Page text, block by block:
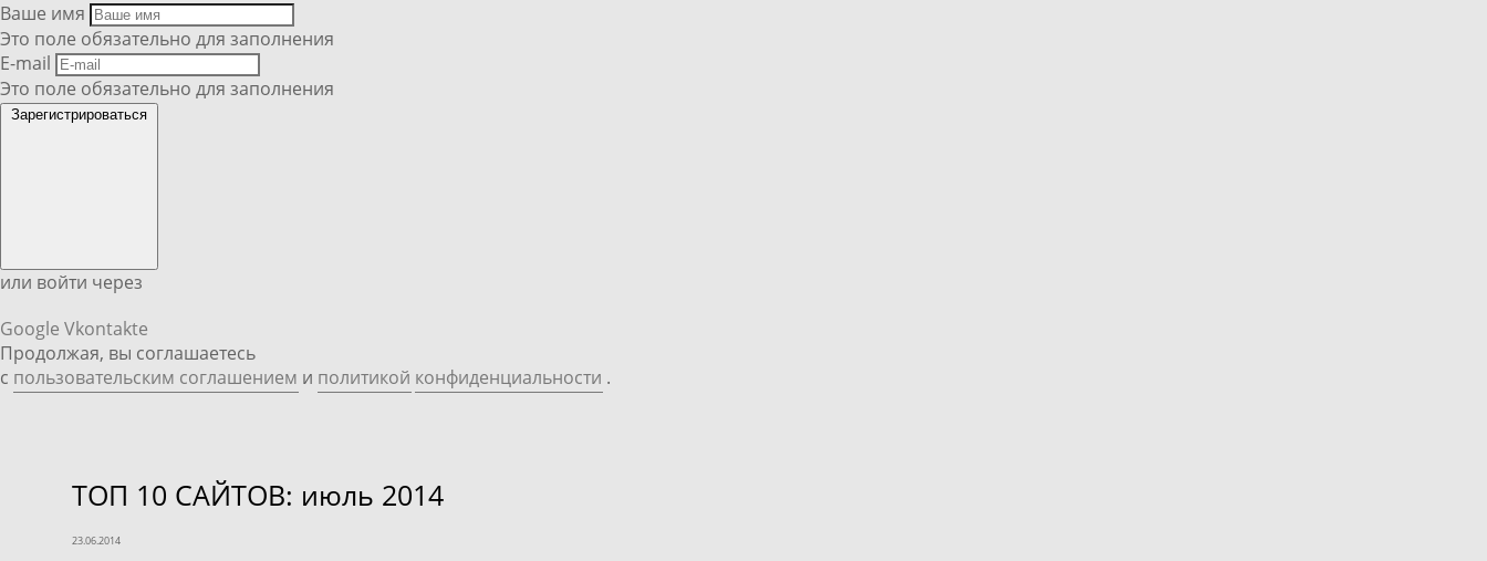
Ваше имя
Это поле обязательно для заполнения
E-mail
Это поле обязательно для заполнения
Зарегистрироваться
или войти через
Google Vkontakte
Продолжая, вы соглашаетесь
с пользовательским соглашением и политикой конфиденциальности .
TOП 10 САЙТОВ: июль 2014
23.06.2014